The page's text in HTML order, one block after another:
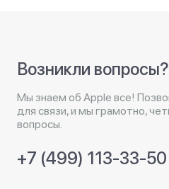
Возникли вопросы?
Мы знаем об Apple все!
для связи, и мы грамотно,
вопросы.
+7 (499) 113-33-50